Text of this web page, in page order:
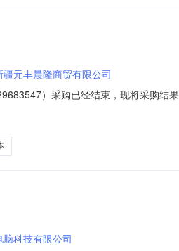
疆元丰晨隆商贸有限公司
）采购已经结束，现将采购结
间:-二、采购单位信息采购单位名称:
脑科技有限公司